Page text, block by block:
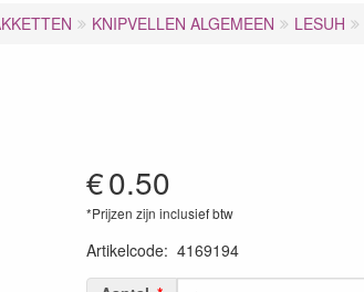
KNIPVELLEN ALGEMEEN LESUH
€0.50
*Prijzen zijn inclusief btw
Artikelcode: 4169194